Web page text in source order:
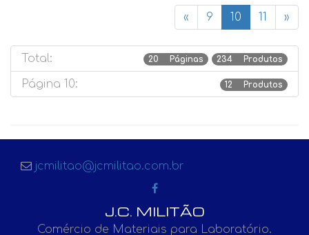
« 9 10 11 »
Total: 234 Produtos
20 Páginas
Página 10: 12 Produtos
jcmilitao@jcmilitao.com.br
J.C. MILITÃO
Comércio de Materiais para Laboratório.